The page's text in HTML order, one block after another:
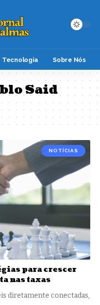
Tecnologia Sobre Nós
Said
NOTÍCIAS
para crescer
nas taxas
diretamente conectadas,